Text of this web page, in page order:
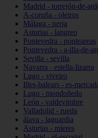
Madrid - torrejón-de-
A-coruña - oleiros
Málaga - nerja
Asturias - langreo
Pontevedra - ponteareas
Pontevedra - a-illa-de-
Sevilla - sevilla
Navarra - estella-lizarra
Lugo - viveiro
Illes-balears - es-
Lugo - mondoñedo
León - valdevimbre
Valladolid - rueda
álava - laguardia
Asturias - mieres